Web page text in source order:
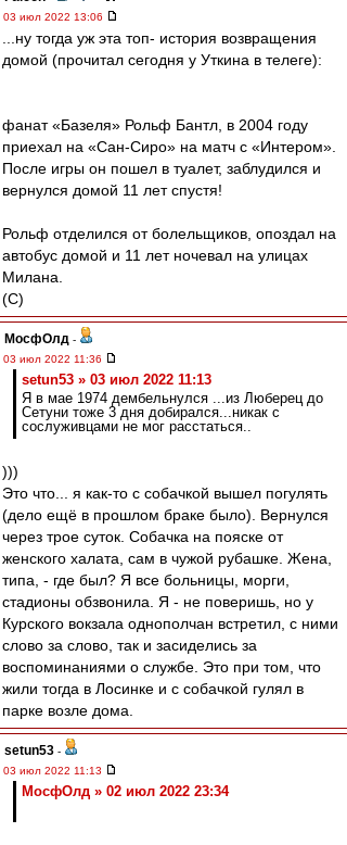
03 июл 2022 13:06
...ну тогда уж эта топ- история возвращения
домой (прочитал сегодня у Уткина в телеге):
фанат «Базеля» Рольф Бантл, в 2004 году
приехал на «Сан-Сиро» на матч с «Интером».
После игры он пошел в туалет, заблудился и
вернулся домой 11 лет спустя!
Рольф отделился от болельщиков, опоздал на
автобус домой и 11 лет ночевал на улицах
Милана.
(С)
МосфОлд -
03 июл 2022 11:36
setun53 » 03 июл 2022 11:13
Я в мае 1974 дембельнулся ...из Люберец до
Сетуни тоже 3 дня добирался...никак с
сослуживцами не мог расстаться..
)))
Это что... я как-то с собачкой вышел погулять
(дело ещё в прошлом браке было). Вернулся
через трое суток. Собачка на пояске от
женского халата, сам в чужой рубашке. Жена,
типа, - где был? Я все больницы, морги,
стадионы обзвонила. Я - не поверишь, но у
Курского вокзала однополчан встретил, с ними
слово за слово, так и засиделись за
воспоминаниями о службе. Это при том, что
жили тогда в Лосинке и с собачкой гулял в
парке возле дома.
setun53 -
03 июл 2022 11:13
МосфОлд » 02 июл 2022 23:34